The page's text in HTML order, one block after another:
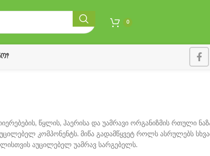
0
წყლის, ჰაერისა და უამრავი ორგანიზმის რთული
კომპონენტს. მიწა გადამწყვეტ როლს ასრულებს
აუცილებელ უამრავ სარგებელს.